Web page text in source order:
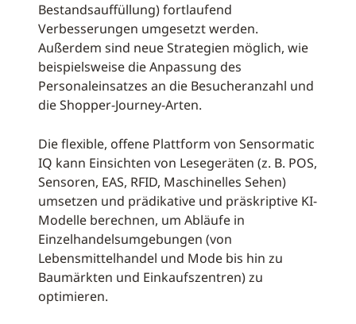
Bestandsauffüllung) fortlaufend
Verbesserungen umgesetzt werden.
Außerdem sind neue Strategien möglich, wie
beispielsweise die Anpassung des
Personaleinsatzes an die Besucheranzahl und
die Shopper-Journey-Arten.
Die flexible, offene Plattform von Sensormatic
IQ kann Einsichten von Lesegeräten (z. B. POS,
Sensoren, EAS, RFID, Maschinelles Sehen)
umsetzen und prädikative und präskriptive KI-
Modelle berechnen, um Abläufe in
Einzelhandelsumgebungen (von
Lebensmittelhandel und Mode bis hin zu
Baumärkten und Einkaufszentren) zu
optimieren.